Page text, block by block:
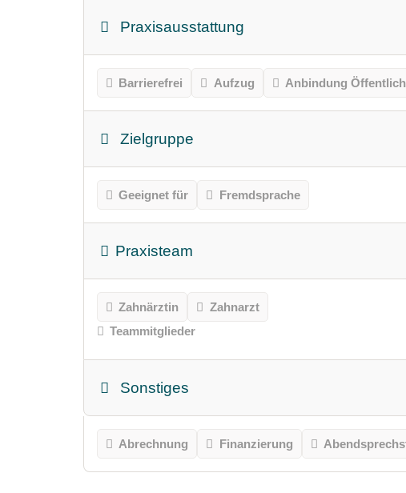
Praxisausstattung
Barrierefrei Aufzug Anbindung
Zielgruppe
Geeignet für Fremdsprache
Praxisteam
Zahnärztin
Zahnarzt
Teammitglieder
Sonstiges
Abrechnung Finanzierung